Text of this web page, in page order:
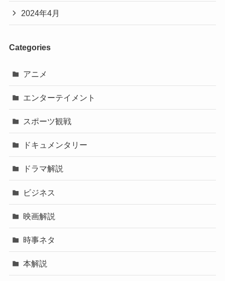
2024年4月
Categories
アニメ
エンターテイメント
スポーツ観戦
ドキュメンタリー
ドラマ解説
ビジネス
映画解説
時事ネタ
本解説